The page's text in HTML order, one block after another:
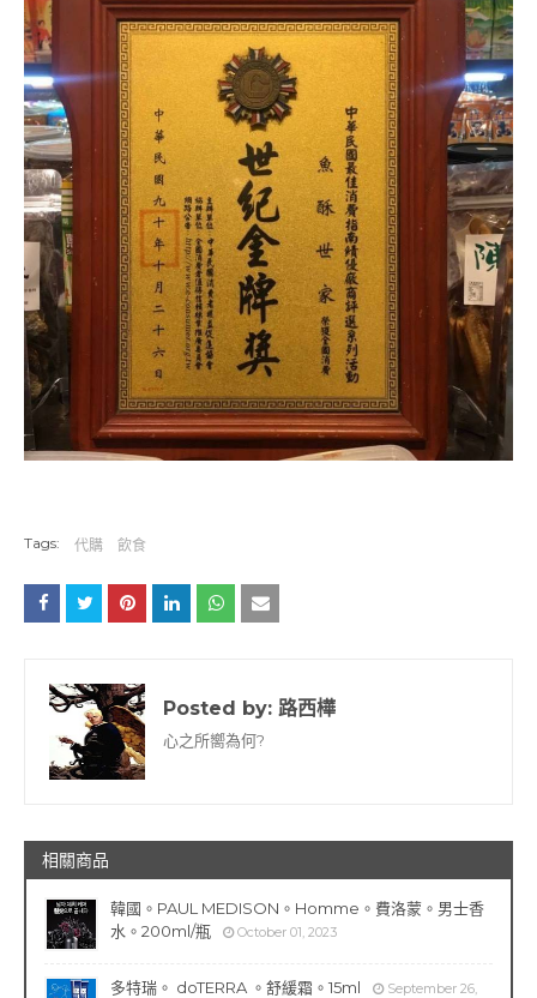
Tags: 代購 飲食
Posted by: 路西樺
心之所嚮為何?
相關商品
韓國。PAUL MEDISON。Homme。費洛蒙。男士香
水。200ml/瓶
October 01, 2023
多特瑞。 doTERRA 。舒緩霜。15ml
September 26,